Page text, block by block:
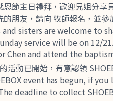
恩節主日禮拜，歡迎兄姐分
的朋友，請向 牧師報名，並
and sisters are welcome to
service will be on 12/
Chen and attend the
活動已開始，有意認領
event has begun, if
deadline to collect